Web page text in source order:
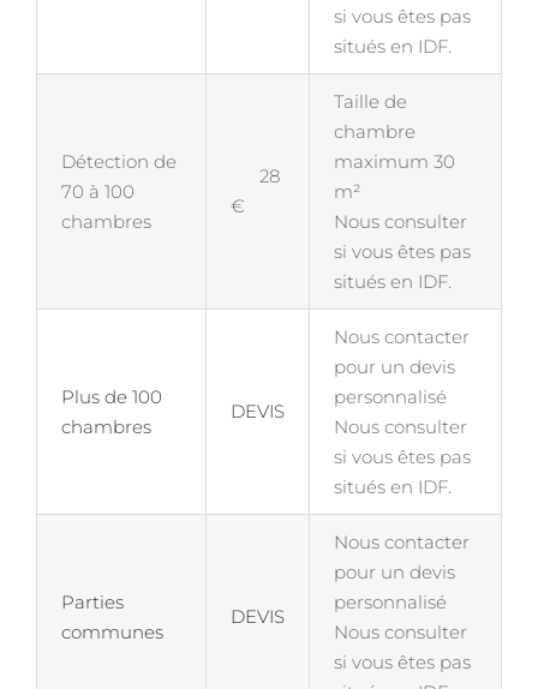
si vous êtes pas
situés en IDF.
Détection de
70 à 100
chambres
28
€
Taille de
chambre
maximum 30
m²
Nous consulter
si vous êtes pas
situés en IDF.
Plus de 100
chambres
DEVIS
Nous contacter
pour un devis
personnalisé
Nous consulter
si vous êtes pas
situés en IDF.
Parties
communes
DEVIS
Nous contacter
pour un devis
personnalisé
Nous consulter
si vous êtes pas